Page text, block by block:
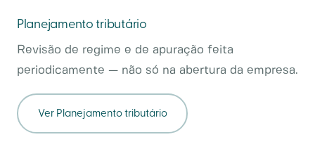
Planejamento tributário
Revisão de regime e de apuração feita
periodicamente — não só na abertura da empresa.
Ver Planejamento tributário